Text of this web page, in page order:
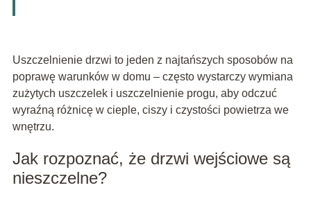
Uszczelnienie drzwi to jeden z najtańszych sposobów na
poprawę warunków w domu – często wystarczy wymiana
zużytych uszczelek i uszczelnienie progu, aby odczuć
wyraźną różnicę w cieple, ciszy i czystości powietrza we
wnętrzu.
Jak rozpoznać, że drzwi wejściowe są
nieszczelne?